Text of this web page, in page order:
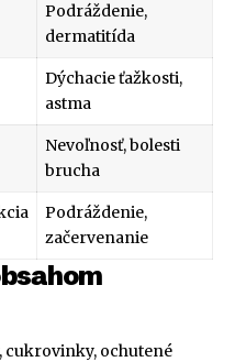
Podráždenie,
dermatitída
Dýchacie ťažkosti,
astma
Nevoľnosť, bolesti
brucha
Podráždenie,
začervenanie
cukrovinky, ochutené